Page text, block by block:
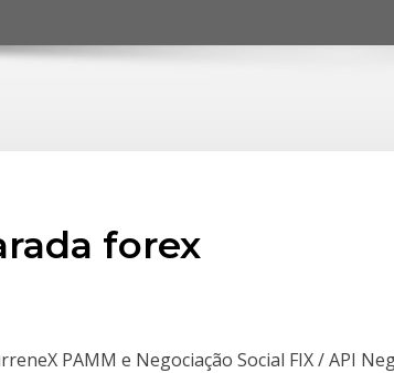
forex
PAMM e Negociação Social FIX / API